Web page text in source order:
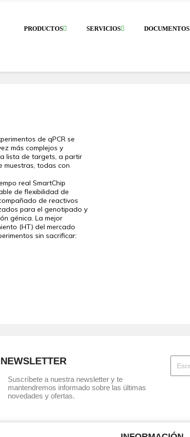
PRODUCTOS SERVICIOS DOCUMENTOS
de qPCR se
más complejos y
lista de targets, a partir
muestras, todas con
real SmartChip
de flexibilidad de
de reactivos
para el genotipado y
génica. La mejor
(HT) del mercado
sin sacrificar:
NEWSLETTER
Suscríbete a nuestra newsletter y te
mantendremos informado sobre las últimas
novedades y ofertas.